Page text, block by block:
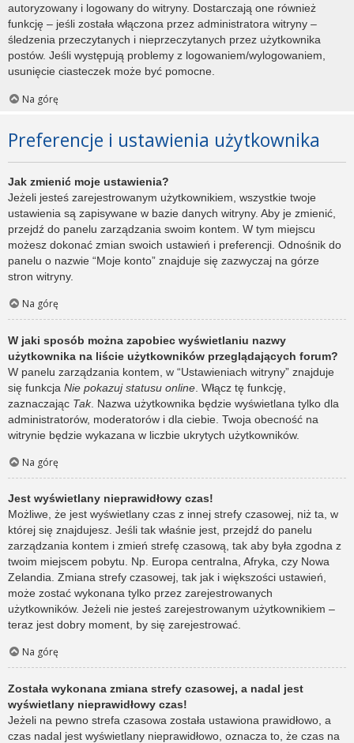
autoryzowany i logowany do witryny. Dostarczają one również
funkcję – jeśli została włączona przez administratora witryny –
śledzenia przeczytanych i nieprzeczytanych przez użytkownika
postów. Jeśli występują problemy z logowaniem/wylogowaniem,
usunięcie ciasteczek może być pomocne.
Na górę
Preferencje i ustawienia użytkownika
Jak zmienić moje ustawienia?
Jeżeli jesteś zarejestrowanym użytkownikiem, wszystkie twoje
ustawienia są zapisywane w bazie danych witryny. Aby je zmienić,
przejdź do panelu zarządzania swoim kontem. W tym miejscu
możesz dokonać zmian swoich ustawień i preferencji. Odnośnik do
panelu o nazwie “Moje konto” znajduje się zazwyczaj na górze
stron witryny.
Na górę
W jaki sposób można zapobiec wyświetlaniu nazwy
użytkownika na liście użytkowników przeglądających forum?
W panelu zarządzania kontem, w “Ustawieniach witryny” znajduje
się funkcja Nie pokazuj statusu online . Włącz tę funkcję,
zaznaczając Tak. Nazwa użytkownika będzie wyświetlana tylko dla
administratorów, moderatorów i dla ciebie. Twoja obecność na
witrynie będzie wykazana w liczbie ukrytych użytkowników.
Na górę
Jest wyświetlany nieprawidłowy czas!
Możliwe, że jest wyświetlany czas z innej strefy czasowej, niż ta, w
której się znajdujesz. Jeśli tak właśnie jest, przejdź do panelu
zarządzania kontem i zmień strefę czasową, tak aby była zgodna z
twoim miejscem pobytu. Np. Europa centralna, Afryka, czy Nowa
Zelandia. Zmiana strefy czasowej, tak jak i większości ustawień,
może zostać wykonana tylko przez zarejestrowanych
użytkowników. Jeżeli nie jesteś zarejestrowanym użytkownikiem –
teraz jest dobry moment, by się zarejestrować.
Na górę
Została wykonana zmiana strefy czasowej, a nadal jest
wyświetlany nieprawidłowy czas!
Jeżeli na pewno strefa czasowa została ustawiona prawidłowo, a
czas nadal jest wyświetlany nieprawidłowo, oznacza to, że czas na